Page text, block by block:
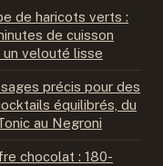
de haricots verts :
de cuisson
un velouté lisse
précis pour des
équilibrés, du
au Negroni
chocolat : 180-